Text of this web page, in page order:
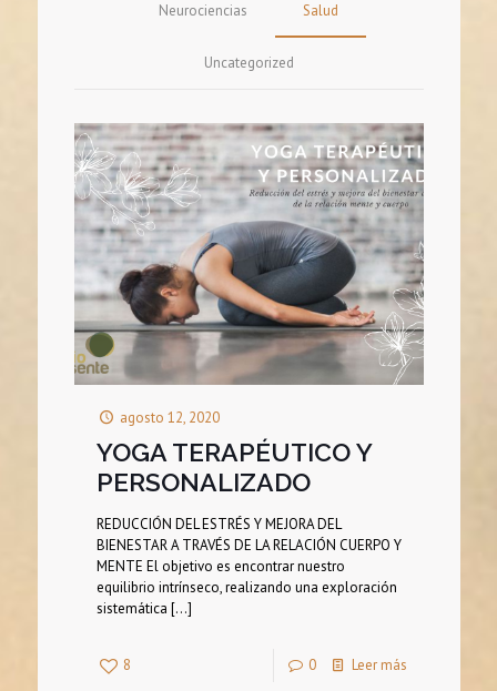
Neurociencias Salud
Uncategorized
agosto 12, 2020
YOGA TERAPÉUTICO Y
PERSONALIZADO
REDUCCIÓN DEL ESTRÉS Y MEJORA DEL
BIENESTAR A TRAVÉS DE LA RELACIÓN CUERPO Y
MENTE El objetivo es encontrar nuestro
equilibrio intrínseco, realizando una exploración
sistemática […]
8 0 Leer más